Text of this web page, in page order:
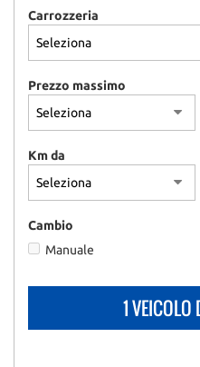
Carrozzeria
Prezzo massimo
Km da
Cambio
Manuale
1